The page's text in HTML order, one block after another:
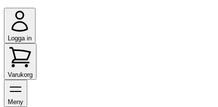
Logga in
Varukorg
Meny